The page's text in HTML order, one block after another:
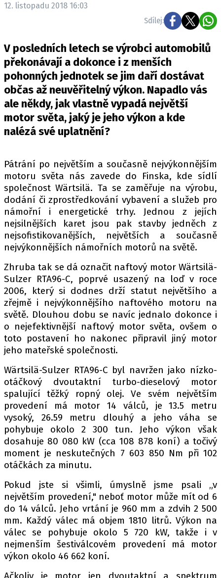
ROZHOVORY
DAKAR
Z DOMOVA
ZE SVĚTA
MOTORSPORT
PIT LANE
FIA CEZ & POHÁRY
MEZINÁRODNÍ SCÉNA
SLEDUJTE NÁS NA|
Máte příběh, fotku nebo video?
ETICKÝ KODEX
KONTAKT
VYDAVATEL
INZERCE
OSOBNÍ ÚDAJE / COOKIES
Provozovatelem serveru autoroad.cz je
INCORP MEDIA GROUP s.r.o., IČ: 118 23 054
12. listopadu 2018 16:03
Sdílej:
V posledních letech se výrobci automobilů
překonávají a dokonce i z menších
pohonných jednotek se jim daří dostávat
občas až neuvěřitelný výkon. Napadlo vás
ale někdy, jak vlastně vypadá největší
motor světa, jaký je jeho výkon a kde
nalézá své uplatnění?
Pátrání po největším a současně nejvýkonnějším
motoru světa nás zavede do Finska, kde sídlí
společnost Wärtsilä. Ta se zaměřuje na výrobu,
dodání či zprostředkování vybavení a služeb pro
námořní i energetické trhy. Jednou z jejích
nejsilnějších karet jsou pak stavby jedněch z
nejsofistikovanějších, největších a současně
nejvýkonnějších námořních motorů na světě.
Zhruba tak se dá označit naftový motor Wärtsilä-
Sulzer RTA96-C, poprvé usazený na loď v roce
2006, který si dodnes drží statut největšího a
zřejmě i nejvýkonnějšího naftového motoru na
světě. Dlouhou dobu se navíc jednalo dokonce i
o nejefektivnější naftový motor světa, ovšem o
toto postavení ho nakonec připravil jiný motor
jeho mateřské společnosti.
Wärtsilä-Sulzer RTA96-C byl navržen jako nízko-
otáčkový dvoutaktní turbo-dieselový motor
spalující těžký ropný olej. Ve svém největším
provedení má motor 14 válců, je 13.5 metru
vysoký, 26.59 metru dlouhý a jeho váha se
pohybuje okolo 2 300 tun. Jeho výkon však
dosahuje 80 080 kW (cca 108 878 koní) a točivý
moment je neskutečných 7 603 850 Nm při 102
otáčkách za minutu.
Pokud jste si všimli, úmyslně jsme psali „v
největším provedení," neboť motor může mít od 6
do 14 válců. Jeho vrtání je 960 mm a zdvih 2 500
mm. Každý válec má objem 1810 litrů. Výkon na
válec se pohybuje okolo 5 720 kW, takže i v
nejmenším šestiválcovém provedení má motor
výkon okolo 46 662 koní.